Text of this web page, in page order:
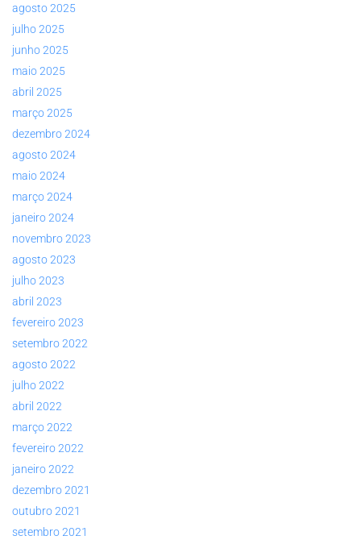
agosto 2025
julho 2025
junho 2025
maio 2025
abril 2025
março 2025
dezembro 2024
agosto 2024
maio 2024
março 2024
janeiro 2024
novembro 2023
agosto 2023
julho 2023
abril 2023
fevereiro 2023
setembro 2022
agosto 2022
julho 2022
abril 2022
março 2022
fevereiro 2022
janeiro 2022
dezembro 2021
outubro 2021
setembro 2021